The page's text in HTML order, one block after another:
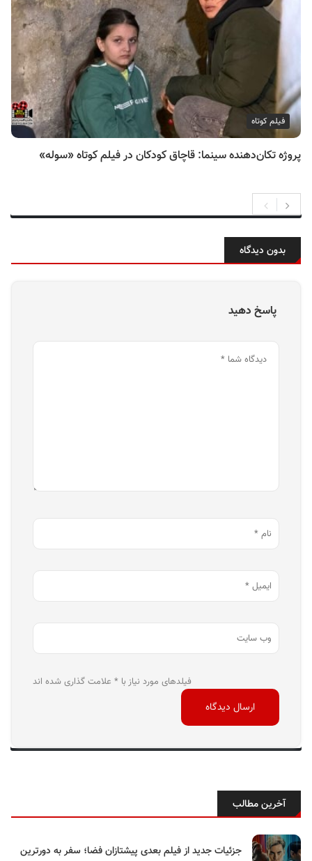
فیلم کوتاه
پروژه تکان‌دهنده سینما: قاچاق کودکان در فیلم کوتاه «سوله»
بدون دیدگاه
پاسخ دهید
فیلدهای مورد نیاز با * علامت گذاری شده اند
آخرین مطالب
جزئیات جدید از فیلم بعدی پیشتازان فضا؛ سفر به دورترین